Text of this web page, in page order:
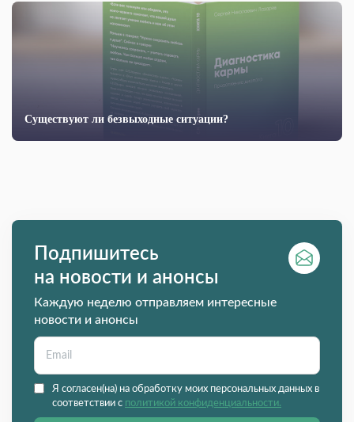
Существуют ли безвыходные ситуации?
Подпишитесь
на новости и анонсы
Каждую неделю отправляем интересные
новости и анонсы
Я согласен(на) на обработку моих персональных данных в
соответствии с политикой конфиденциальности.